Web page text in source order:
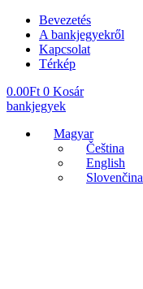
Bevezetés
A bankjegyekről
Kapcsolat
Térkép
0.00Ft 0 Kosár
bankjegyek
Magyar
Čeština
English
Slovenčina